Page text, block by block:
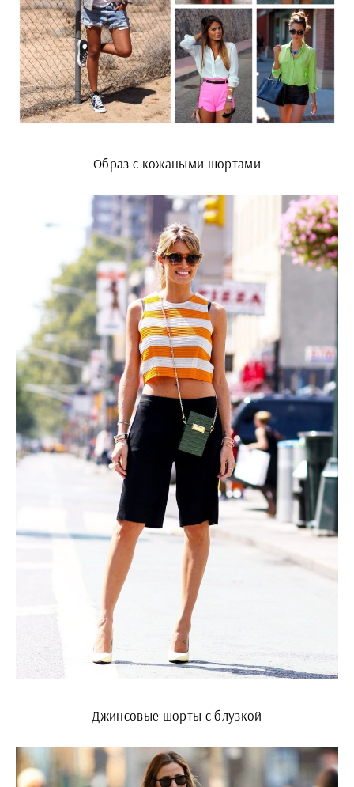
Образ с кожаными шортами
Джинсовые шорты с блузкой